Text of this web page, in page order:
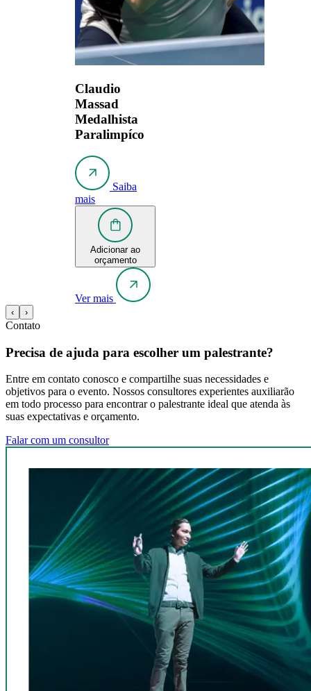
Claudio
Massad
Medalhista
Paralimpíco
Saiba
mais
Adicionar ao
orçamento
Ver mais
‹ ›
Contato
Precisa de ajuda para escolher um palestrante?
Entre em contato conosco e compartilhe suas necessidades e
objetivos para o evento. Nossos consultores experientes auxiliarão
em todo processo para encontrar o palestrante ideal que atenda às
suas expectativas e orçamento.
Falar com um consultor